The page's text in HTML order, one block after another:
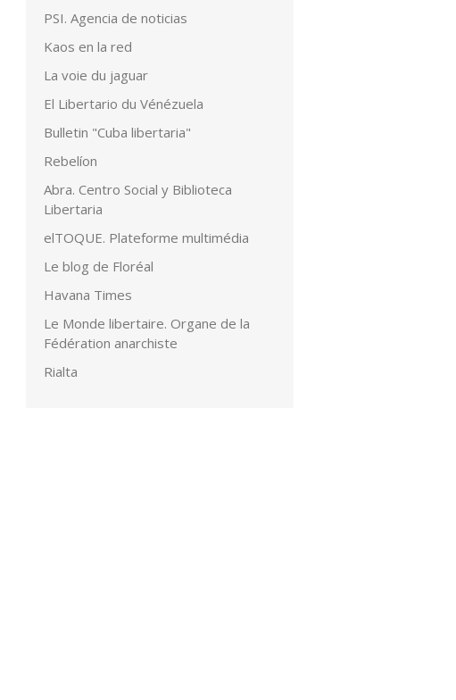
PSI. Agencia de noticias
Kaos en la red
La voie du jaguar
El Libertario du Vénézuela
Bulletin "Cuba libertaria"
Rebelíon
Abra. Centro Social y Biblioteca
Libertaria
elTOQUE. Plateforme multimédia
Le blog de Floréal
Havana Times
Le Monde libertaire. Organe de la
Fédération anarchiste
Rialta